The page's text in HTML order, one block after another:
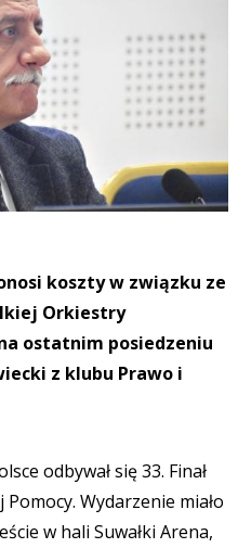
koszty w związku ze
Orkiestry
ostatnim posiedzeniu
z klubu Prawo i
odbywał się 33. Finał
Wydarzenie miało
w hali Suwałki Arena,